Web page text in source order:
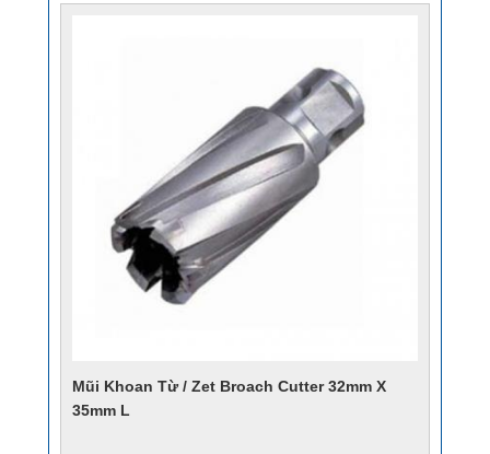
Mũi Khoan Từ / Zet Broach Cutter 32mm X
35mm L